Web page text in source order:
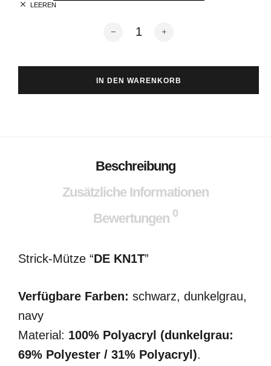
LEEREN
Mütze DE KN1T Menge
IN DEN WARENKORB
Beschreibung
Zusätzliche Informationen
Bewertungen 0
Strick-Mütze “DE KN1T”
Verfügbare Farben: schwarz, dunkelgrau,
navy
Material: 100% Polyacryl (dunkelgrau:
69% Polyester / 31% Polyacryl).